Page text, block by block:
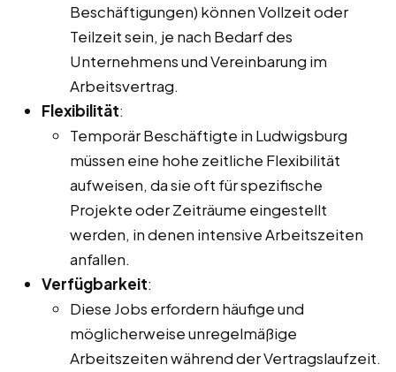
Beschäftigungen) können Vollzeit oder
Teilzeit sein, je nach Bedarf des
Unternehmens und Vereinbarung im
Arbeitsvertrag.
Flexibilität:
Temporär Beschäftigte in Ludwigsburg
müssen eine hohe zeitliche Flexibilität
aufweisen, da sie oft für spezifische
Projekte oder Zeiträume eingestellt
werden, in denen intensive Arbeitszeiten
anfallen.
Verfügbarkeit:
Diese Jobs erfordern häufige und
möglicherweise unregelmäßige
Arbeitszeiten während der Vertragslaufzeit.